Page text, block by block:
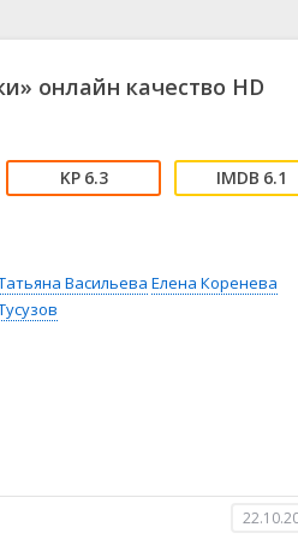
🎒 Приключения
😱 Ужасы
🧝‍♂️ Фэнтези
онлайн качество HD
6.3 6.1
Васильева Елена Коренева